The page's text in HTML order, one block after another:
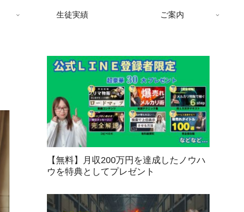
生徒実績 ご案内
【無料】月収200万円を達成したノウハ
ウを特典としてプレゼント